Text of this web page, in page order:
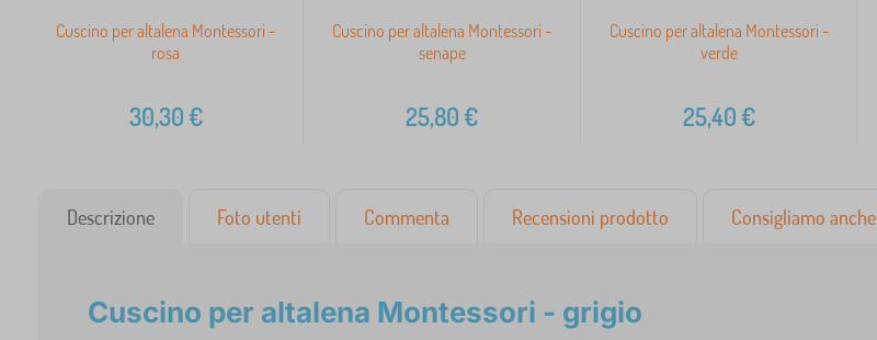
Cuscino per altalena Montessori -
rosa
30,30€
Cuscino per altalena Montessori -
senape
25,80€
Cuscino per altalena Montessori -
verde
25,40€
Descrizione Foto utenti Commenta Recensioni prodotto Consigliamo anche
Cuscino per altalena Montessori - grigio